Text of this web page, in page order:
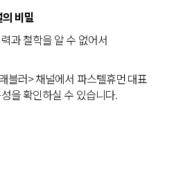
비밀
과 철학을 알 수 없어서
블러> 채널에서 파스텔휴먼 대표
을 확인하실 수 있습니다.